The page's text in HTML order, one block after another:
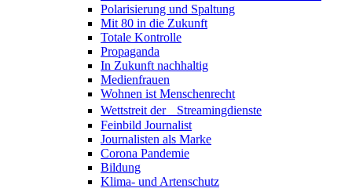
Polarisierung und Spaltung
Mit 80 in die Zukunft
Totale Kontrolle
Propaganda
In Zukunft nachhaltig
Medienfrauen
Wohnen ist Menschenrecht
Wettstreit der Streamingdienste
Feinbild Journalist
Journalisten als Marke
Corona Pandemie
Bildung
Klima- und Artenschutz